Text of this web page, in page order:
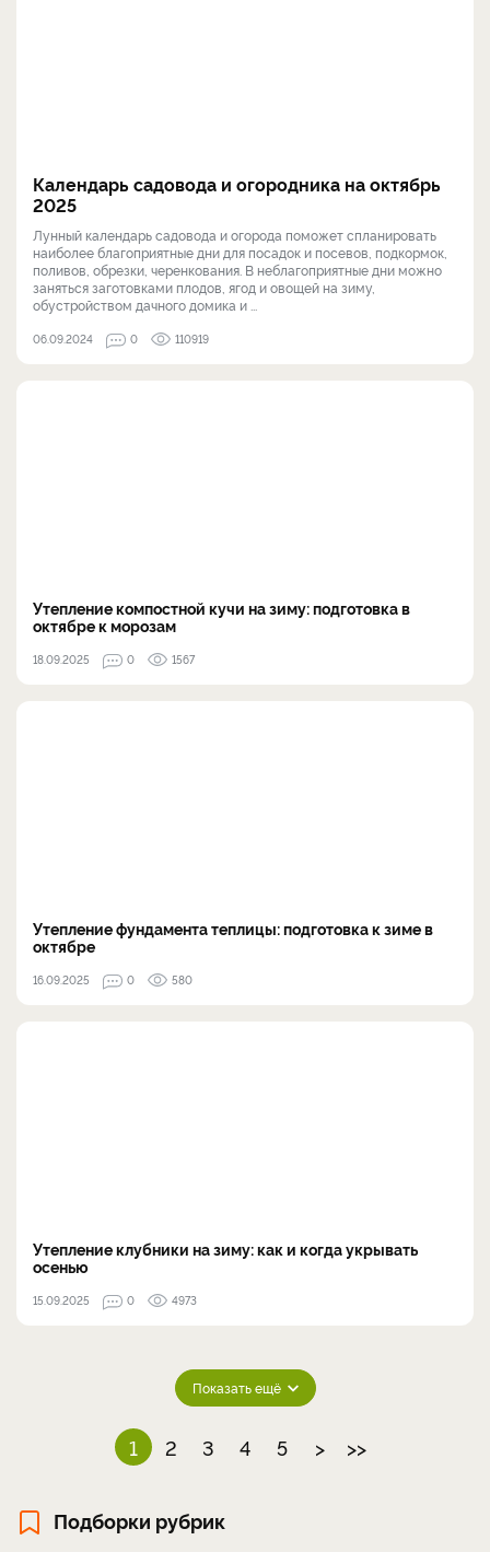
Календарь садовода и огородника на октябрь
2025
Лунный календарь садовода и огорода поможет спланировать
наиболее благоприятные дни для посадок и посевов, подкормок,
поливов, обрезки, черенкования. В неблагоприятные дни можно
заняться заготовками плодов, ягод и овощей на зиму,
обустройством дачного домика и ...
06.09.2024 0 110919
Утепление компостной кучи на зиму: подготовка в
октябре к морозам
18.09.2025 0 1567
Утепление фундамента теплицы: подготовка к зиме в
октябре
16.09.2025 0 580
Утепление клубники на зиму: как и когда укрывать
осенью
15.09.2025 0 4973
Показать ещё
1 2 3 4 5 > >>
Подборки рубрик